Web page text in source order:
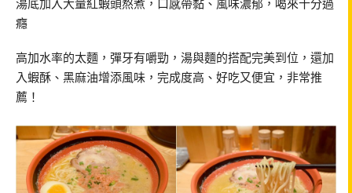
湯底加入大量紅蝦頭熬煮，口感帶黏、風味濃郁，喝來十分過
癮
高加水率的太麵，彈牙有嚼勁，湯與麵的搭配完美到位，還加
入蝦酥、黑麻油增添風味，完成度高、好吃又便宜，非常推
薦！